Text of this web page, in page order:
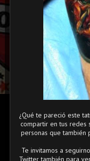
¿Qué te pareció este
compartir en tus redes
personas que también
Te invitamos a
Twitter también para